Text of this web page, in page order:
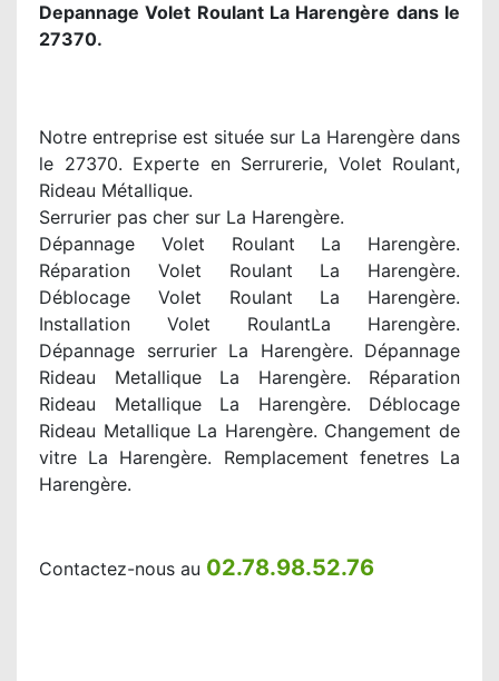
Depannage Volet Roulant La Harengère dans le
27370.
Notre entreprise est située sur La Harengère dans
le 27370. Experte en Serrurerie, Volet Roulant,
Rideau Métallique.
Serrurier pas cher sur La Harengère.
Dépannage Volet Roulant La Harengère.
Réparation Volet Roulant La Harengère.
Déblocage Volet Roulant La Harengère.
Installation Volet RoulantLa Harengère.
Dépannage serrurier La Harengère. Dépannage
Rideau Metallique La Harengère. Réparation
Rideau Metallique La Harengère. Déblocage
Rideau Metallique La Harengère. Changement de
vitre La Harengère. Remplacement fenetres La
Harengère.
Contactez-nous au 02.78.98.52.76